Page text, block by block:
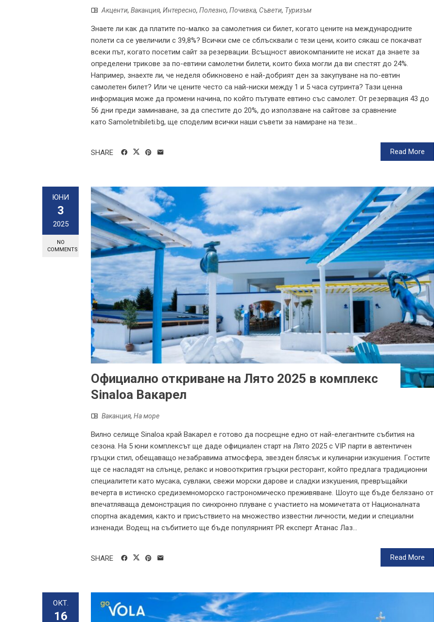
Акценти, Ваканция, Интересно, Полезно, Почивка, Съвети, Туризъм
Знаете ли как да платите по-малко за самолетния си билет, когато цените на международните
полети са се увеличили с 39,8%? Всички сме се сблъсквали с тези цени, които сякаш се покачват
всеки път, когато посетим сайт за резервации. Всъщност авиокомпаниите не искат да знаете за
определени трикове за по-евтини самолетни билети, които биха могли да ви спестят до 24%.
Например, знаехте ли, че неделя обикновено е най-добрият ден за закупуване на по-евтин
самолетен билет? Или че цените често са най-ниски между 1 и 5 часа сутринта? Тази ценна
информация може да промени начина, по който пътувате евтино със самолет. От резервация 43 до
56 дни преди заминаване, за да спестите до 20%, до използване на сайтове за сравнение
като Samoletnibileti.bg, ще споделим всички наши съвети за намиране на тези...
Read More
SHARE
ЮНИ
3
2025
NO
COMMENTS
Официално откриване на Лято 2025 в комплекс
Sinaloa Вакарел
Ваканция, На море
Вилно селище Sinaloa край Вакарел е готово да посрещне едно от най-елегантните събития на
сезона. На 5 юни комплексът ще даде официален старт на Лято 2025 с VIP парти в автентичен
гръцки стил, обещаващо незабравима атмосфера, звезден блясък и кулинарни изкушения. Гостите
ще се насладят на слънце, релакс и новооткрития гръцки ресторант, който предлага традиционни
специалитети като мусака, сувлаки, свежи морски дарове и сладки изкушения, превръщайки
вечерта в истинско средиземноморско гастрономическо преживяване. Шоуто ще бъде белязано от
впечатляваща демонстрация по синхронно плуване с участието на момичетата от Националната
спортна академия, както и присъствието на множество известни личности, медии и специални
изненади. Водещ на събитието ще бъде популярният PR експерт Атанас Лаз...
Read More
SHARE
ОКТ.
16